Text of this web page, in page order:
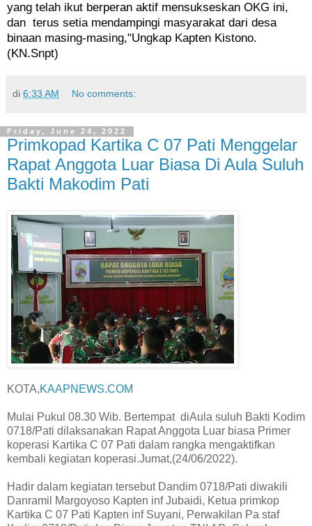
yang telah ikut berperan aktif mensukseskan OKG ini,
dan terus setia mendampingi masyarakat dari desa
binaan masing-masing,"Ungkap Kapten Kistono.
(KN.Snpt)
di 6:33 AM No comments:
Friday, June 24, 2022
Primkopad Kartika C 07 Pati Menggelar
Rapat Anggota Luar Biasa Di Aula Suluh
Bakti Makodim Pati
KOTA,KAAPNEWS.COM
Mulai Pukul 08.30 Wib. Bertempat diAula suluh Bakti Kodim
0718/Pati dilaksanakan Rapat Anggota Luar biasa Primer
koperasi Kartika C 07 Pati dalam rangka mengaktifkan
kembali kegiatan koperasi.Jumat,(24/06/2022).
Hadir dalam kegiatan tersebut Dandim 0718/Pati diwakili
Danramil Margoyoso Kapten inf Jubaidi, Ketua primkop
Kartika C 07 Pati Kapten inf Suyani, Perwakilan Pa staf